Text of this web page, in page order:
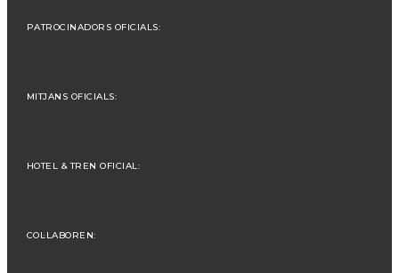
PATROCINADORS OFICIALS:
MITJANS OFICIALS:
HOTEL & TREN OFICIAL:
COL·LABOREN: